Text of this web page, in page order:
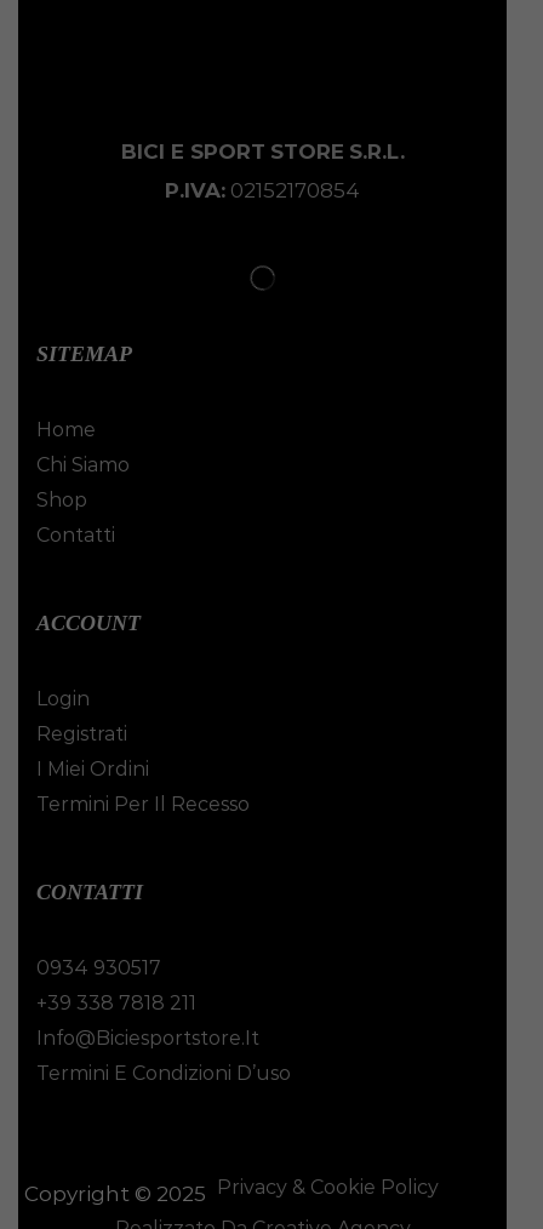
BICI E SPORT STORE S.R.L.
P.IVA: 02152170854
SITEMAP
Home
Chi Siamo
Shop
Contatti
ACCOUNT
Login
Registrati
I Miei Ordini
Termini Per Il Recesso
CONTATTI
0934 930517
+39 338 7818 211
Info@biciesportstore.it
Termini E Condizioni D’uso
Copyright © 2025
Privacy & Cookie Policy